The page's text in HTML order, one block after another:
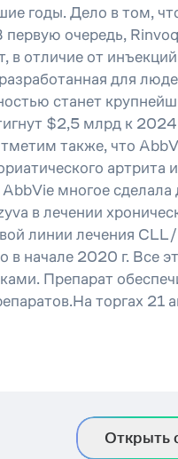
годы. Дело в том,
очередь,
отличие от
для
станет
$2,5 млрд к 2024
также, что
артрита
многое сделала
в лечении
линии лечения
в начале 2020 г. Все
Препарат
торгах 21
Открыть